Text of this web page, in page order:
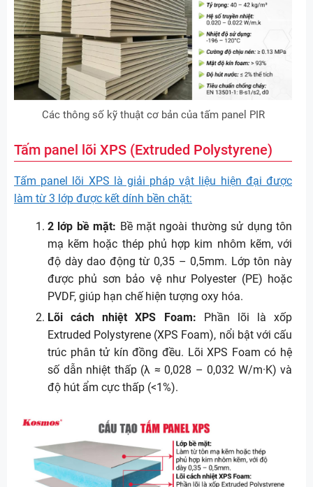
Các thông số kỹ thuật cơ bản của tấm panel PIR
Tấm panel lõi XPS (Extruded Polystyrene)
Tấm panel lõi XPS là giải pháp vật liệu hiện đại được
làm từ 3 lớp được kết dính bền chặt:
2 lớp bề mặt: Bề mặt ngoài thường sử dụng tôn
mạ kẽm hoặc thép phủ hợp kim nhôm kẽm, với
độ dày dao động từ 0,35 – 0,5mm. Lớp tôn này
được phủ sơn bảo vệ như Polyester (PE) hoặc
PVDF, giúp hạn chế hiện tượng oxy hóa.
Lõi cách nhiệt XPS Foam: Phần lõi là xốp
Extruded Polystyrene (XPS Foam), nổi bật với cấu
trúc phân tử kín đồng đều. Lõi XPS Foam có hệ
số dẫn nhiệt thấp (λ ≈ 0,028 – 0,032 W/m·K) và
độ hút ẩm cực thấp (<1%).